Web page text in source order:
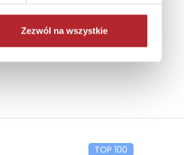
Zezwól na wszystkie
TOP 100